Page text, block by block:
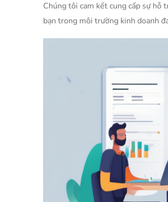
Chúng tôi cam kết cung cấp sự hỗ
bạn trong môi trường kinh doanh